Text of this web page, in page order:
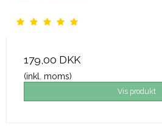
179,00 DKK
(inkl. moms)
Vis produkt